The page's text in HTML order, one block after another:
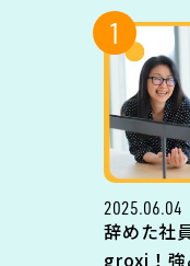
1
2025.06.04
辞めた社
groxi！強